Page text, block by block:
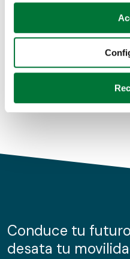
Si lo permite, también
Recopilar información
Identificar su
para buscar
Obtenga más información
de cookies.
información sobre el uso
nuestros partners de
Coches de segunda mano
Coches de km0
Conduce tu
desata tu